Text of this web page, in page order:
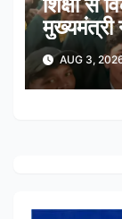
शिक्षा से
मुख्यमंत्री
साथ साझा
AUG 3,